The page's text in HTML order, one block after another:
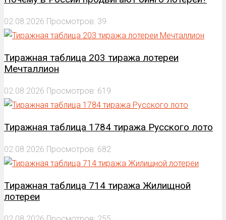
02.08.2026 Просмотров: 39
Тиражная таблица 203 тиража лотереи
Мечталлион
02.08.2026 Просмотров: 619
Тиражная таблица 1784 тиража Русского лото
02.08.2026 Просмотров: 682
Тиражная таблица 714 тиража Жилищной
лотереи